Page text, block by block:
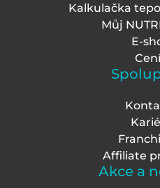
Kalkulačka
Můj
E-
Affiliate
Akce a